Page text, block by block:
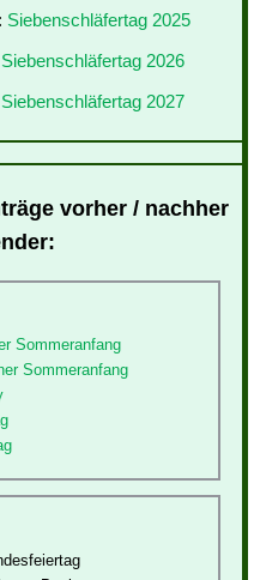
: Siebenschläfertag 2025
Siebenschläfertag 2026
Siebenschläfertag 2027
vorher / nachher
Sommeranfang
Sommeranfang